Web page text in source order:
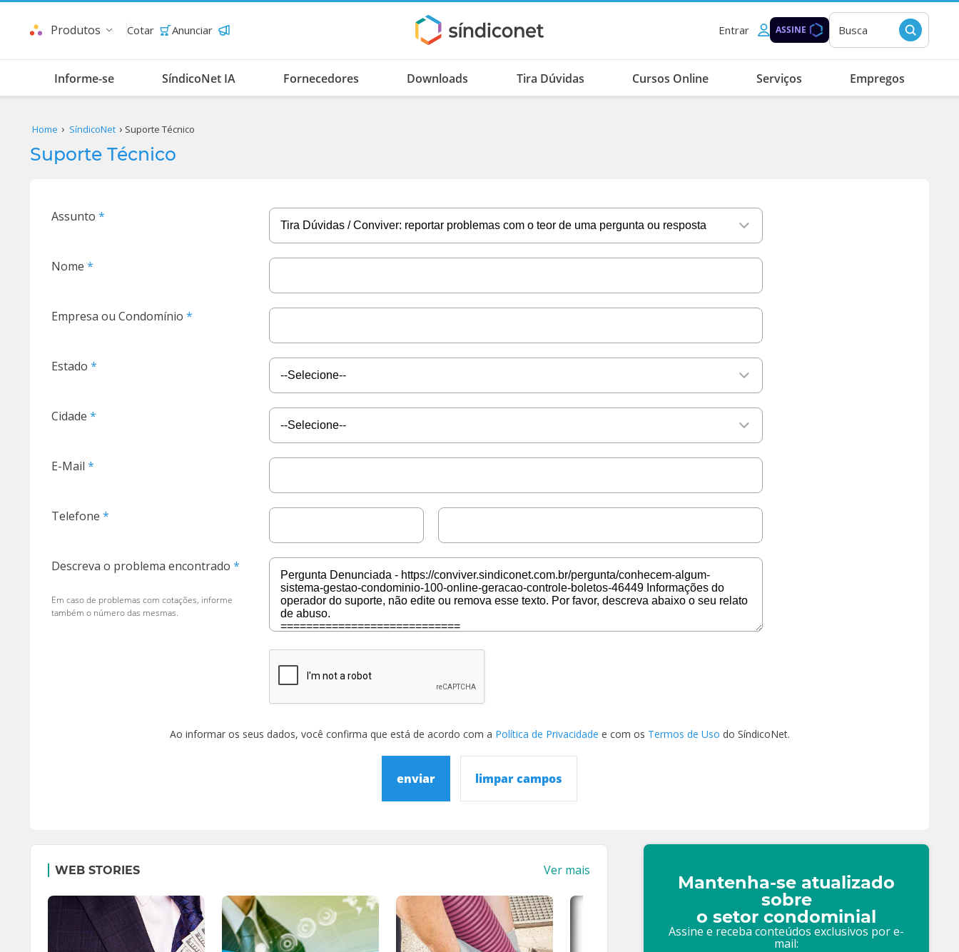
Produtos Cotar Anunciar Entrar ASSINE Busca
Informe-se SíndicoNet IA Fornecedores Downloads Tira Dúvidas Cursos Online Serviços Empregos
Home SíndicoNet Suporte Técnico
Suporte Técnico
Assunto
Nome
Empresa ou Condomínio
Estado
Cidade
E-Mail
Telefone
Descreva o problema encontrado
Em caso de problemas com cotações, informe
também o número das mesmas.
Ao informar os seus dados, você confirma que está de acordo com a Política de Privacidade e com os Termos de Uso do SíndicoNet.
enviar limpar campos
WEB STORIES Ver mais
Mantenha-se atualizado
sobre
o setor condominial
Assine e receba conteúdos exclusivos por e-
mail: